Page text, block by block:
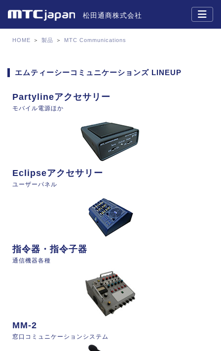
松田通商株式会社
HOME ＞ 製品 ＞ MTC Communications
エムティーシーコミュニケーションズ LINEUP
Partylineアクセサリー
モバイル電源ほか
Eclipseアクセサリー
ユーザーパネル
指令器・指令子器
通信機器各種
MM-2
窓口コミュニケーションシステム